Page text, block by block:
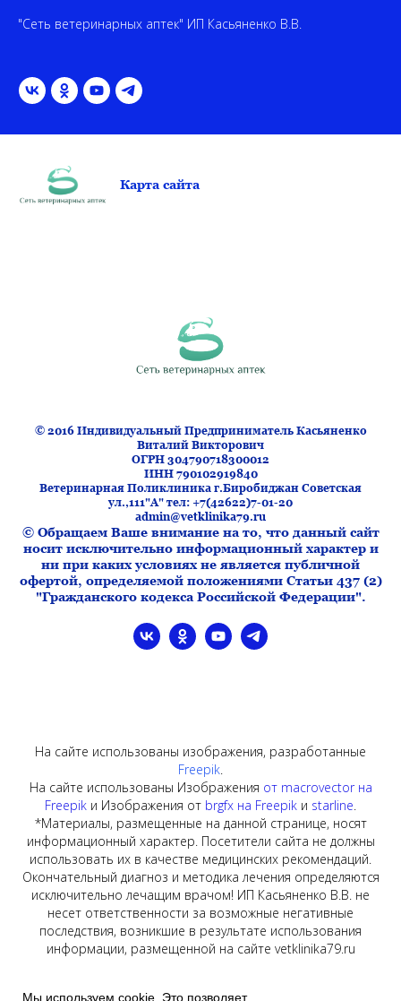
Ветеринарная поликлиника на карте Биробиджана —
Яндекс.Карты
"Сеть ветеринарных аптек" ИП Касьяненко В.В.
Карта сайта
© 2016 Индивидуальный Предприниматель Касьяненко
Виталий Викторович
ОГРН 304790718300012
ИНН 790102919840
Ветеринарная Поликлиника г.Биробиджан Советская
ул.,111"А" тел: +7(42622)7-01-20
admin@vetklinika79.ru
© Обращаем Ваше внимание на то, что данный сайт
носит исключительно информационный характер и
ни при каких условиях не является публичной
офертой, определяемой положениями Статьи 437 (2)
"Гражданского кодекса Российской Федерации".
На сайте использованы изображения, разработанные
Freepik.
На сайте использованы Изображения от macrovector на
Freepik и Изображения от brgfx на Freepik и starline.
*Материалы, размещенные на данной странице, носят
информационный характер. Посетители сайта не должны
использовать их в качестве медицинских рекомендаций.
Окончательный диагноз и методика лечения определяются
исключительно лечащим врачом! ИП Касьяненко В.В. не
несет ответственности за возможные негативные
последствия, возникшие в результате использования
информации, размещенной на сайте vetklinika79.ru
Мы используем cookie. Это позволяет